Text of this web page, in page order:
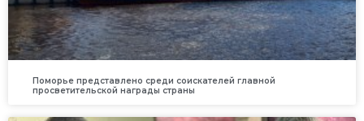
Поморье представлено среди соискателей главной
просветительской награды страны